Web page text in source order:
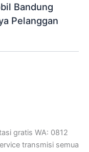
Bandung
Pelanggan
gratis WA: 0812
transmisi semua